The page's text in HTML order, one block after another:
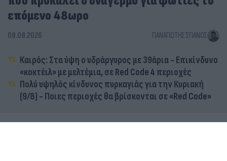
επόμενο 48ωρο
08.08.2026 ΠΑΝΑΓΙΏΤΗΣ ΣΠΑΝΌΣ
Καιρός: Στα ύψη ο υδράργυρος με 39άρια - Επικίνδυνο
«κοκτέιλ» με μελτέμια, σε Red Code 4 περιοχές
Πολύ υψηλός κίνδυνος πυρκαγιάς για την Κυριακή
(9/8) - Ποιες περιοχές θα βρίσκονται σε «Red Code»